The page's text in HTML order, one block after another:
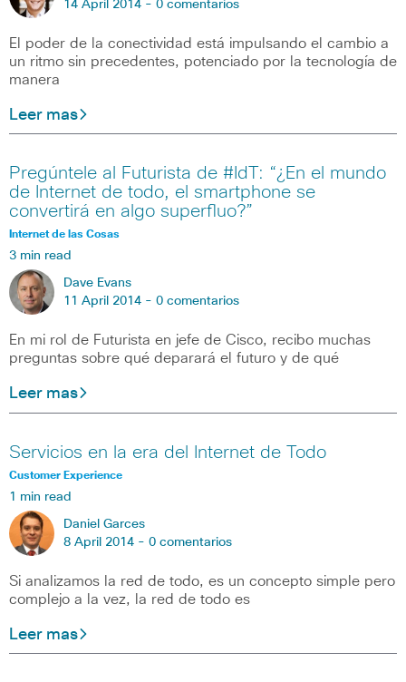
14 April 2014 - 0 comentarios
El poder de la conectividad está impulsando el cambio a
un ritmo sin precedentes, potenciado por la tecnología de
manera
Leer mas
Pregúntele al Futurista de #IdT: “¿En el mundo
de Internet de todo, el smartphone se
convertirá en algo superfluo?”
Internet de las Cosas
3 min read
Dave Evans
11 April 2014 - 0 comentarios
En mi rol de Futurista en jefe de Cisco, recibo muchas
preguntas sobre qué deparará el futuro y de qué
Leer mas
Servicios en la era del Internet de Todo
Customer Experience
1 min read
Daniel Garces
8 April 2014 - 0 comentarios
Si analizamos la red de todo, es un concepto simple pero
complejo a la vez, la red de todo es
Leer mas